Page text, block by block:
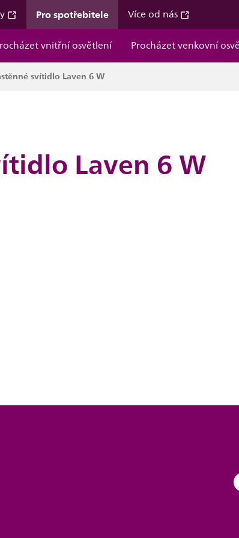
Pro spotřebitele Více od nás
vnitřní osvětlení Procházet venkovní
svítidlo Laven 6 W
Laven 6 W